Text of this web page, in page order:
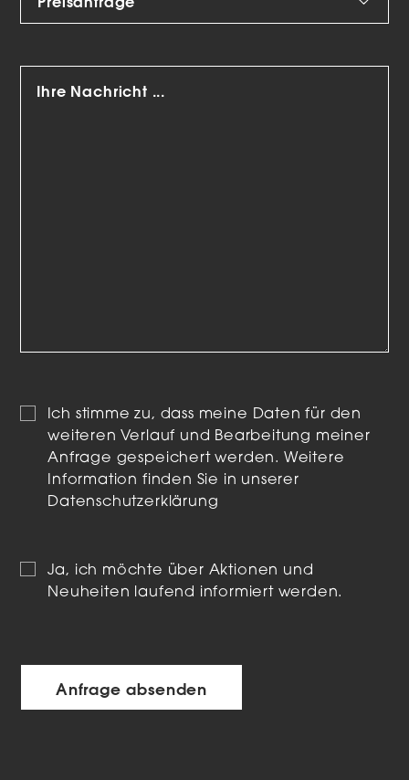
Ich stimme zu, dass meine Daten für den
weiteren Verlauf und Bearbeitung meiner
Anfrage gespeichert werden. Weitere
Information finden Sie in unserer
Datenschutzerklärung
Ja, ich möchte über Aktionen und
Neuheiten laufend informiert werden.
Marketing-Cookies werden von Drittanbietern oder
Publishern verwendet, um personalisierte Werbung